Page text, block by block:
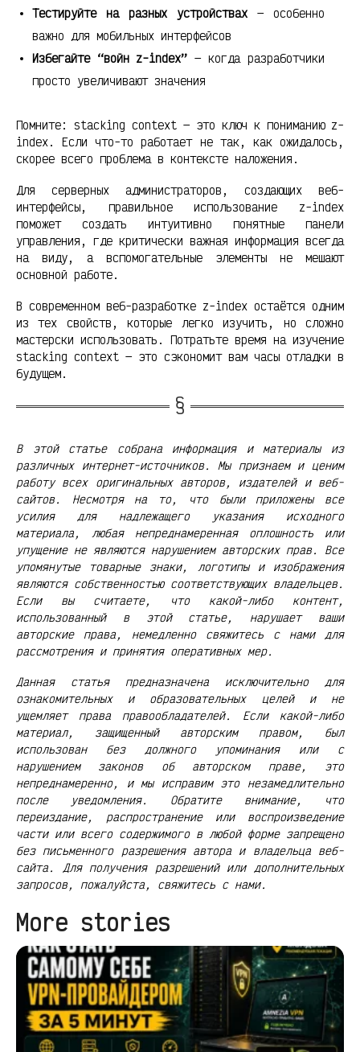
Тестируйте на разных устройствах— особенно
важно для мобильных интерфейсов
Избегайте “войн z-index” — когда разработчики
просто увеличивают значения
Помните: stacking context — это ключ к пониманию z-
index. Если что-то работает не так, как ожидалось,
скорее всего проблема в контексте наложения.
Для серверных администраторов, создающих веб-
интерфейсы, правильное использование z-index
поможет создать интуитивно понятные панели
управления, где критически важная информация всегда
на виду, а вспомогательные элементы не мешают
основной работе.
В современном веб-разработке z-index остаётся одним
из тех свойств, которые легко изучить, но сложно
мастерски использовать. Потратьте время на изучение
stacking context — это сэкономит вам часы отладки в
будущем.
В этой статье собрана информация и материалы из
различных интернет-источников. Мы признаем и ценим
работу всех оригинальных авторов, издателей и веб-
сайтов. Несмотря на то, что были приложены все
усилия для надлежащего указания исходного
материала, любая непреднамеренная оплошность или
упущение не являются нарушением авторских прав. Все
упомянутые товарные знаки, логотипы и изображения
являются собственностью соответствующих владельцев.
Если вы считаете, что какой-либо контент,
использованный в этой статье, нарушает ваши
авторские права, немедленно свяжитесь с нами для
рассмотрения и принятия оперативных мер.
Данная статья предназначена исключительно для
ознакомительных и образовательных целей и не
ущемляет права правообладателей. Если какой-либо
материал, защищенный авторским правом, был
использован без должного упоминания или с
нарушением законов об авторском праве, это
непреднамеренно, и мы исправим это незамедлительно
после уведомления. Обратите внимание, что
переиздание, распространение или воспроизведение
части или всего содержимого в любой форме запрещено
без письменного разрешения автора и владельца веб-
сайта. Для получения разрешений или дополнительных
запросов, пожалуйста, свяжитесь с нами.
More stories